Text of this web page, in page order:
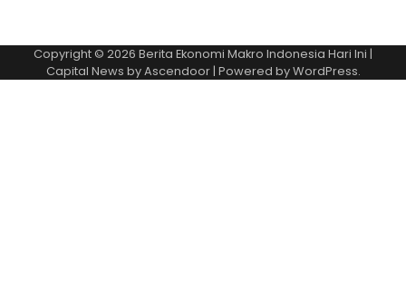
Copyright © 2026 Berita Ekonomi Makro Indonesia Hari Ini |
Capital News byAscendoor| Powered byWordPress.